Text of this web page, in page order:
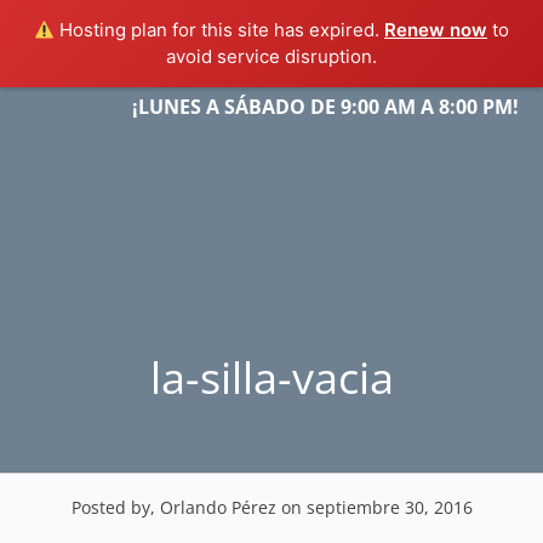
Hosting plan for this site has expired. Renew now to
avoid service disruption.
¡LUNES A SÁBADO DE 9:00 AM A 8:00 PM!
Menu
la-silla-vacia
Posted by, Orlando Pérez on septiembre 30, 2016